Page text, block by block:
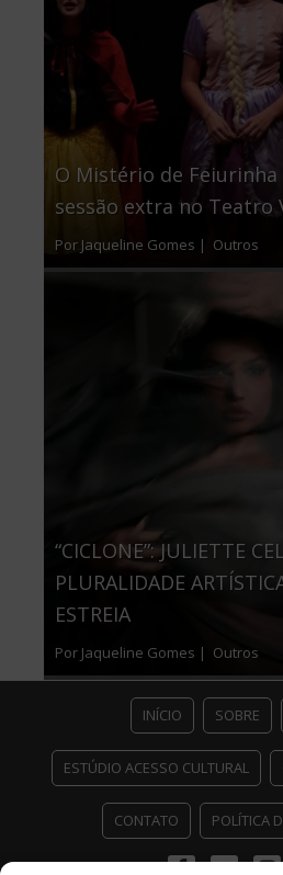
O Mistério de Feiurinha
sessão extra no Teatro
Por Jaqueline Gomes | Outros
“CICLONE”: JULIETTE
PLURALIDADE
ESTREIA
Por Jaqueline Gomes | Outros
INÍCIO SOBRE
ESTÚDIO ACESSO CULTURAL
CONTATO POLÍTICA
Facebook
Twitter